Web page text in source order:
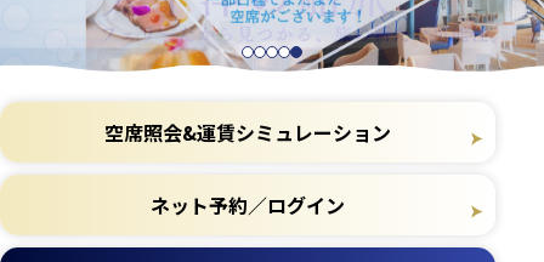
空席照会&運賃シミュレーション
ネット予約／ログイン